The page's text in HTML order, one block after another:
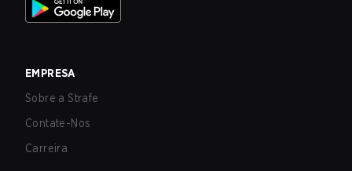
EMPRESA
Sobre a Strafe
Contate-Nos
Carreira